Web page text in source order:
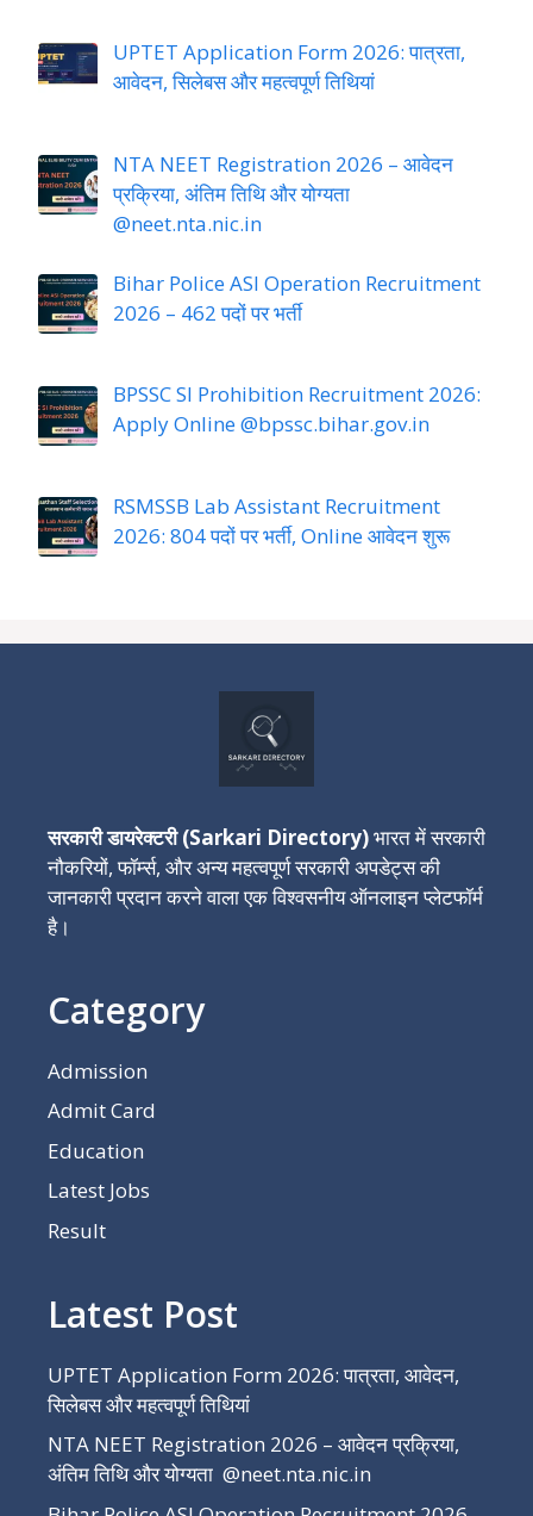
UPTET Application Form 2026: पात्रता,
आवेदन, सिलेबस और महत्वपूर्ण तिथियां
NTA NEET Registration 2026 – आवेदन
प्रक्रिया, अंतिम तिथि और योग्यता
@neet.nta.nic.in
Bihar Police ASI Operation Recruitment
2026 – 462 पदों पर भर्ती
BPSSC SI Prohibition Recruitment 2026:
Apply Online @bpssc.bihar.gov.in
RSMSSB Lab Assistant Recruitment
2026: 804 पदों पर भर्ती, Online आवेदन शुरू
सरकारी डायरेक्टरी (Sarkari Directory)भारत में सरकारी
नौकरियों, फॉर्म्स, और अन्य महत्वपूर्ण सरकारी अपडेट्स की
जानकारी प्रदान करने वाला एक विश्वसनीय ऑनलाइन प्लेटफॉर्म
है।
Category
Admission
Admit Card
Education
Latest Jobs
Result
Latest Post
UPTET Application Form 2026: पात्रता, आवेदन,
सिलेबस और महत्वपूर्ण तिथियां
NTA NEET Registration 2026 – आवेदन प्रक्रिया,
अंतिम तिथि और योग्यता @neet.nta.nic.in